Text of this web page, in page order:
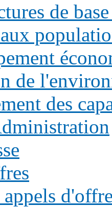
de
de
des
appels